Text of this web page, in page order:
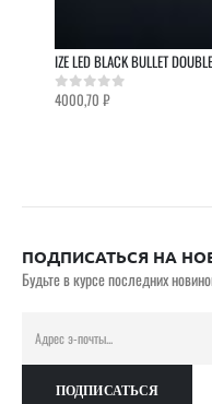
IZE LED BLACK BULLET
0out of 5
4000,70 ₽
ПОДПИСАТЬСЯ НА
Будьте в курсе последних